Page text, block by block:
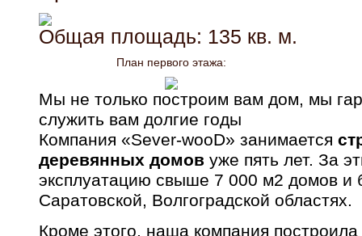
Общая площадь: 135 кв. м.
План первого этажа:
Мы не только построим вам дом, мы
служить вам долгие годы
Компания «Sever-wooD» занимается
деревянных домов уже пять лет. За
эксплуатацию свыше 7 000 м2 домов и
Саратовской, Волгоградской областях.
Кроме этого, наша компания